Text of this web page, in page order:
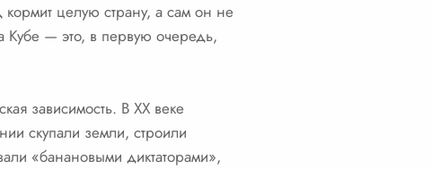
кормит целую страну, а сам он не
Кубе — это, в первую очередь,
зависимость. В XX веке
скупали земли, строили
«банановыми диктаторами»,